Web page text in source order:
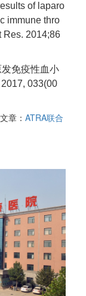
of laparo
immune thro
Res. 2014;86
免疫性血小
033(00
章：ATRA联合